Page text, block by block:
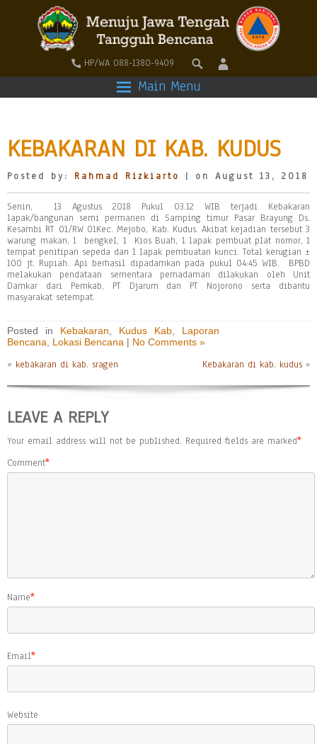
HP/WA 088-1380-9409
Main Menu
KEBAKARAN DI KAB. KUDUS
Posted by: Rahmad Rizkiarto | on August 13, 2018
Senin, 13 Agustus 2018 Pukul 03.12 WIB terjadi Kebakaran
lapak/bangunan semi permanen di Samping timur Pasar Brayung Ds.
Kesambi RT 01/RW 01Kec. Mejobo, Kab. Kudus. Akibat kejadian tersebut 3
warung makan, 1 bengkel, 1 Kios Buah, 1 lapak pembuat plat nomor, 1
tempat penitipan sepeda dan 1 lapak pembuatan kunci. Total kerugian ±
100 jt. Rupiah. Api berhasil dipadamkan pada pukul 04:45 WIB. BPBD
melakukan pendataan sementara pemadaman dilakukan oleh Unit
Damkar dari Pemkab, PT Djarum dan PT Nojorono serta dibantu
masyarakat setempat.
Posted in Kebakaran Kudus Kab, Laporan
Bencana
Lokasi Bencana | No Comments »
« kebakaran di kab. sragen Kebakaran di kab. kudus »
LEAVE A REPLY
Your email address will not be published. Required fields are marked*
Comment*
Name*
Email*
Website